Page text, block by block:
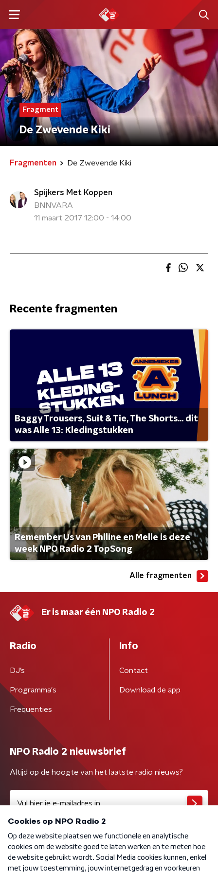
Fragment
De Zwevende Kiki
Fragmenten De Zwevende Kiki
Spijkers Met Koppen
BNNVARA
11 maart 2017 12:00 - 14:00
Recente fragmenten
Baggy Trousers, Suit & Tie, The Shorts... dit
was Alle 13: Kledingstukken
Remember Us van Philine en Melle is deze
week NPO Radio 2 TopSong
Alle fragmenten
Er is maar één NPO Radio 2
Radio
DJ’s
Programma's
Frequenties
Info
Contact
Download de app
NPO Radio 2 nieuwsbrief
Altijd op de hoogte van het laatste radio nieuws?
Algemene voorwaarden